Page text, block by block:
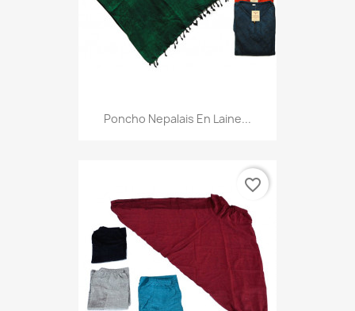
Poncho Nepalais En Laine...
favorite_border